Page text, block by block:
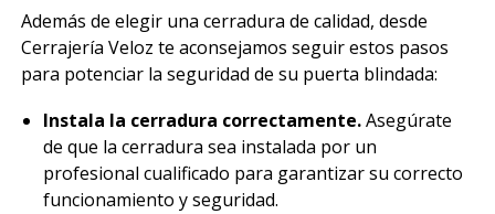
Además de elegir una cerradura de calidad, desde
Cerrajería Veloz te aconsejamos seguir estos pasos
para potenciar la seguridad de su puerta blindada:
Instala la cerradura correctamente.Asegúrate
de que la cerradura sea instalada por un
profesional cualificado para garantizar su correcto
funcionamiento y seguridad.